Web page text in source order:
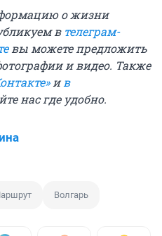
о жизни
в телеграм-
вы можете предложить
и видео. Также
ив
нас где удобно.
Волгарь